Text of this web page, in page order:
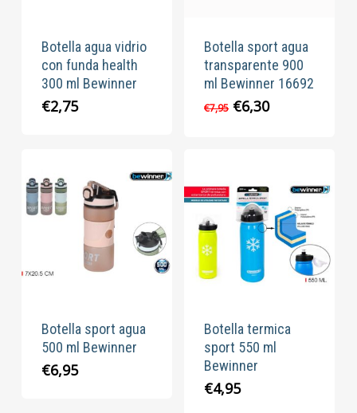
Botella agua vidrio
con funda health
300 ml Bewinner
€2,75
Botella sport agua
transparente 900
ml Bewinner 16692
€7,95 El
€6,30El
Botella sport agua
500 ml Bewinner
€6,95
Botella termica
sport 550 ml
Bewinner
€4,95